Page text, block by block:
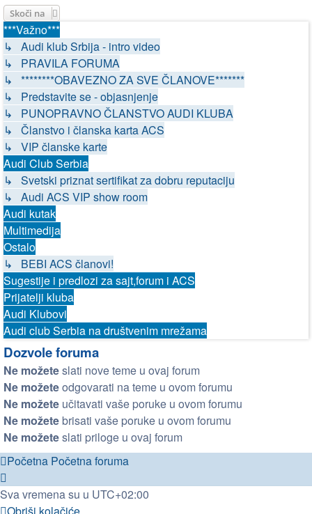
Skoči na
***Važno***
↳ Audi klub Srbija - intro video
↳ PRAVILA FORUMA
↳ ********OBAVEZNO ZA SVE ČLANOVE*******
↳ Predstavite se - objasnjenje
↳ PUNOPRAVNO ČLANSTVO AUDI KLUBA
↳ Članstvo i članska karta ACS
↳ VIP članske karte
Audi Club Serbia
↳ Svetski priznat sertifikat za dobru reputaciju
↳ Audi ACS VIP show room
Audi kutak
Multimedija
Ostalo
↳ BEBI ACS članovi!
Sugestije i predlozi za sajt,forum i ACS
Prijatelji kluba
Audi Klubovi
Audi club Serbia na društvenim mrežama
Dozvole foruma
Ne možeteslati nove teme u ovaj forum
Ne možeteodgovarati na teme u ovom forumu
Ne možete učitavati vaše poruke u ovom forumu
Ne možetebrisati vaše poruke u ovom forumu
Ne možeteslati priloge u ovaj forum
Početna Početna foruma
Sva vremena su u UTC+02:00